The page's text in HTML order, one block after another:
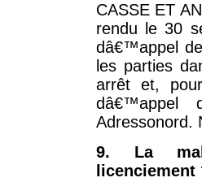
CASSE ET
rendu le 30
dâ€™appel
les parties
arrêt et,
dâ€™appel
Adressonord.
9. La
licenciement